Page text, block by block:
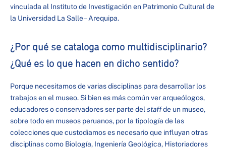
vinculada al Instituto de Investigación en Patrimonio Cultural de
la Universidad La Salle – Arequipa.
¿Por qué se cataloga como multidisciplinario?
¿Qué es lo que hacen en dicho sentido?
Porque necesitamos de varias disciplinas para desarrollar los
trabajos en el museo. Si bien es más común ver arqueólogos,
educadores o conservadores ser parte delstaffde un museo,
sobre todo en museos peruanos, por la tipología de las
colecciones que custodiamos es necesario que influyan otras
disciplinas como Biología, Ingeniería Geológica, Historiadores